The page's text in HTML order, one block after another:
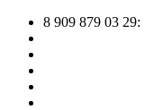
8 909 879 03 29: